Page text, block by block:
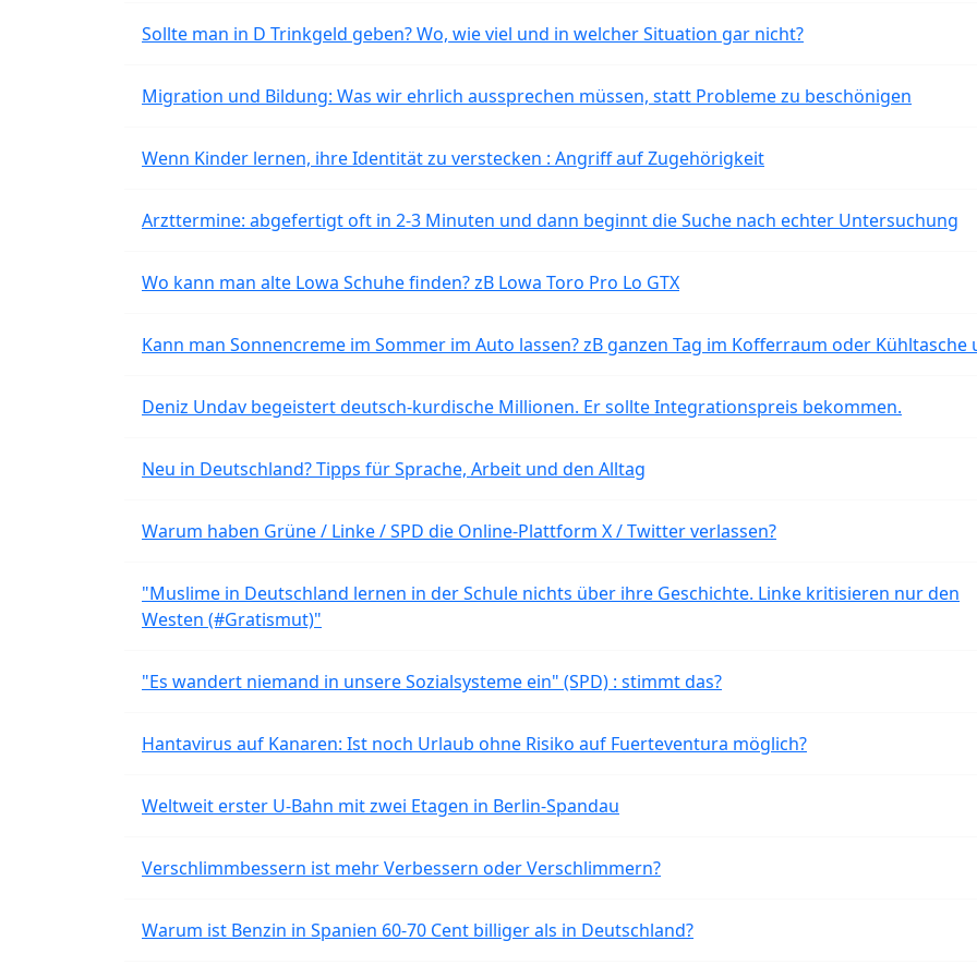
Sollte man in D Trinkgeld geben? Wo, wie viel und in welcher Situation gar nicht?
Migration und Bildung: Was wir ehrlich aussprechen müssen, statt Probleme zu beschönigen
Wenn Kinder lernen, ihre Identität zu verstecken : Angriff auf Zugehörigkeit
Arzttermine: abgefertigt oft in 2-3 Minuten und dann beginnt die Suche nach echter Untersuchung
Wo kann man alte Lowa Schuhe finden? zB Lowa Toro Pro Lo GTX
Kann man Sonnencreme im Sommer im Auto lassen? zB ganzen Tag im Kofferraum oder Kühltasche
Deniz Undav begeistert deutsch-kurdische Millionen. Er sollte Integrationspreis bekommen.
Neu in Deutschland? Tipps für Sprache, Arbeit und den Alltag
Warum haben Grüne / Linke / SPD die Online-Plattform X / Twitter verlassen?
"Muslime in Deutschland lernen in der Schule nichts über ihre Geschichte. Linke kritisieren nur den
Westen (#Gratismut)"
"Es wandert niemand in unsere Sozialsysteme ein" (SPD) : stimmt das?
Hantavirus auf Kanaren: Ist noch Urlaub ohne Risiko auf Fuerteventura möglich?
Weltweit erster U-Bahn mit zwei Etagen in Berlin-Spandau
Verschlimmbessern ist mehr Verbessern oder Verschlimmern?
Warum ist Benzin in Spanien 60-70 Cent billiger als in Deutschland?